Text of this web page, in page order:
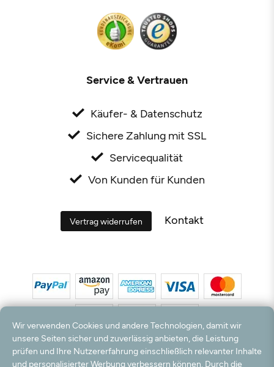
Service & Vertrauen
Käufer- & Datenschutz
Sichere Zahlung mit SSL
Servicequalität
Von Kunden für Kunden
Vertrag widerrufen Kontakt
*Alle Preise inkl. MwSt. und zzgl. Versandkosten. **Kostenloser Versand und Rückversand
Wir verwenden Cookies und andere Technologien, damit wir
unsere Seiten sicher und zuverlässig anbieten, die Leistung
prüfen und Ihre Nutzererfahrung einschließlich relevanter Inhalte
und personalisierter Werbung verbessern können. Durch die